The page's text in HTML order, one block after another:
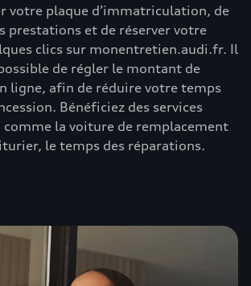
votre plaque d’immatriculation, de
prestations et de réserver votre
clics sur monentretien.audi.fr. Il
de régler le montant de
ligne, afin de réduire votre temps
Bénéficiez des services
la voiture de remplacement
le temps des réparations.